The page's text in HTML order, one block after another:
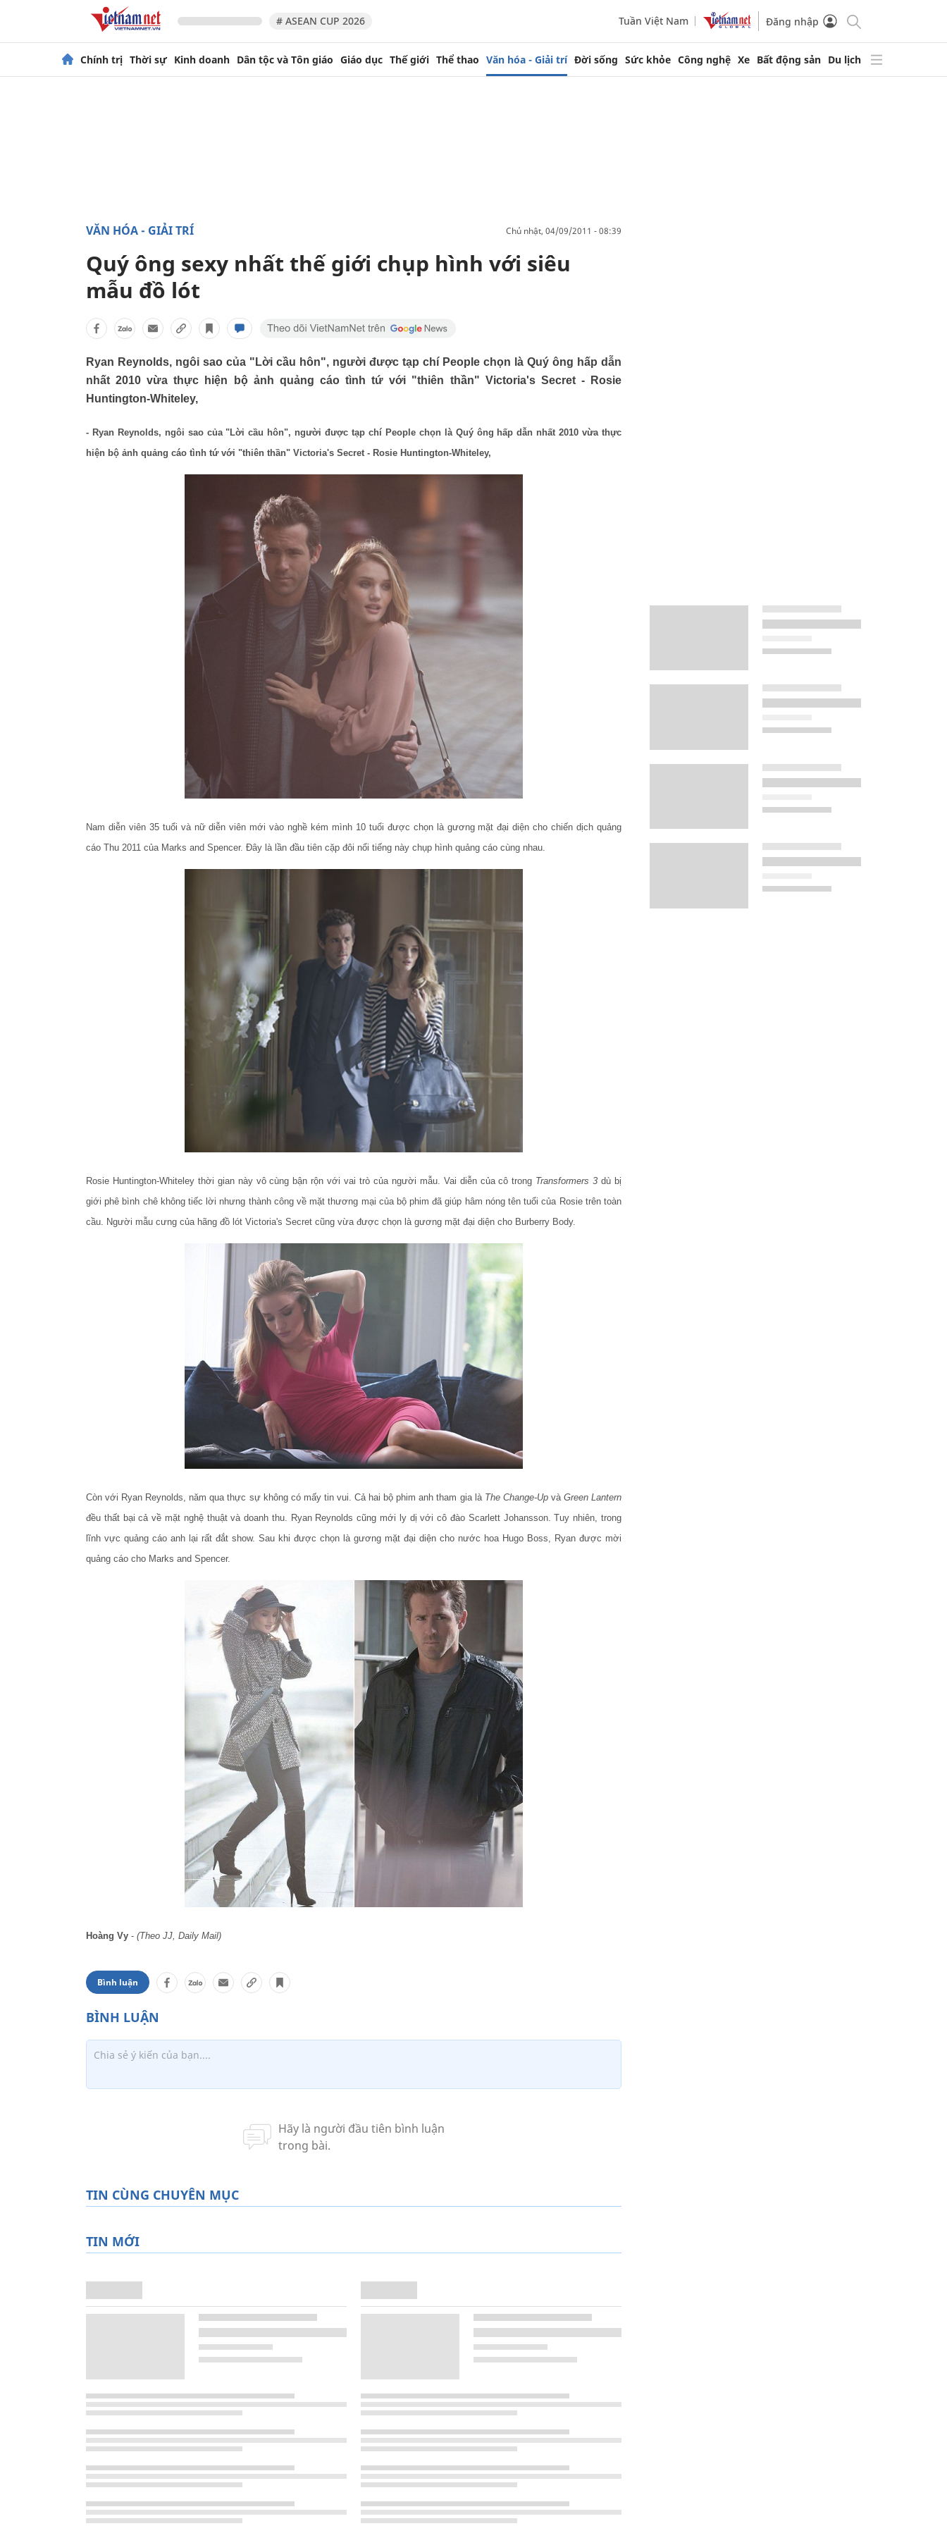
# ASEAN CUP 2026 Tuần Việt Nam Đăng nhập
Chính trị Thời sự Kinh doanh Dân tộc và Tôn giáo Giáo dục Thế giới Thể thao Văn hóa - Giải trí Đời sống Sức khỏe Công nghệ Xe Bất động sản Du lịch
VĂN HÓA - GIẢI TRÍ chủ nhật, 04/09/2011 - 08:39
Quý ông sexy nhất thế giới chụp hình với siêu
mẫu đồ lót
Ryan Reynolds, ngôi sao của "Lời cầu hôn", người được tạp chí People chọn là Quý ông hấp dẫn
nhất 2010 vừa thực hiện bộ ảnh quảng cáo tình tứ với "thiên thần" Victoria's Secret - Rosie
Huntington-Whiteley,
- Ryan Reynolds, ngôi sao của "Lời cầu hôn", người được tạp chí People chọn là Quý ông hấp dẫn nhất 2010 vừa thực
hiện bộ ảnh quảng cáo tình tứ với "thiên thần" Victoria's Secret - Rosie Huntington-Whiteley,
Nam diễn viên 35 tuổi và nữ diễn viên mới vào nghề kém mình 10 tuổi được chọn là gương mặt đại diện cho chiến dịch quảng
cáo Thu 2011 của Marks and Spencer. Đây là lần đầu tiên cặp đôi nổi tiếng này chụp hình quảng cáo cùng nhau.
Rosie Huntington-Whiteley thời gian này vô cùng bận rộn với vai trò của người mẫu. Vai diễn của cô trong Transformers 3dù bị
giới phê bình chê không tiếc lời nhưng thành công về mặt thương mại của bộ phim đã giúp hâm nóng tên tuổi của Rosie trên toàn
cầu. Người mẫu cưng của hãng đồ lót Victoria's Secret cũng vừa được chọn là gương mặt đại diện cho Burberry Body.
Còn với Ryan Reynolds, năm qua thực sự không có mấy tin vui. Cả hai bộ phim anh tham gia là The Change-UpvàGreen Lantern
đều thất bại cả về mặt nghệ thuật và doanh thu. Ryan Reynolds cũng mới ly dị với cô đào Scarlett Johansson. Tuy nhiên, trong
lĩnh vực quảng cáo anh lại rất đắt show. Sau khi được chọn là gương mặt đại diện cho nước hoa Hugo Boss, Ryan được mời
quảng cáo cho Marks and Spencer.
Hoàng Vy - (Theo JJ, Daily Mail)
Bình luận
TIN CÙNG CHUYÊN MỤC
TIN MỚI